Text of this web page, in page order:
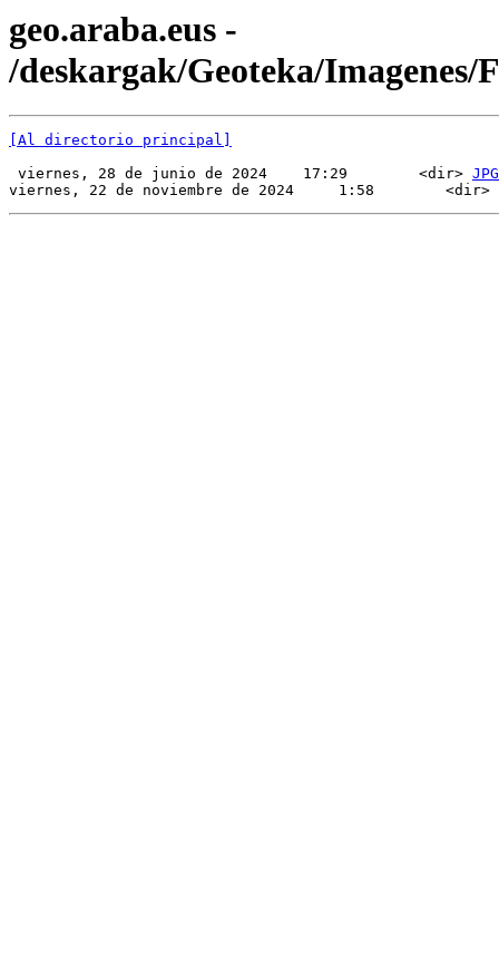
geo.araba.eus -
/deskargak/Geoteka/Imagenes/
[Al directorio principal]
viernes, 28 de junio de 2024    17:29        <dir> JPG
viernes, 22 de noviembre de 2024     1:58        <dir>